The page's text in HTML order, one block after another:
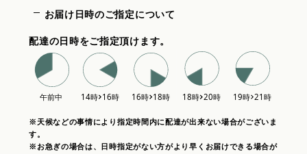
お届け日時のご指定について
配達の日時をご指定頂けます。
※天候などの事情により指定時間内に配達が出来ない場合がございま
す。
※お急ぎの場合は、日時指定がない方がより早くお届けできる場合が